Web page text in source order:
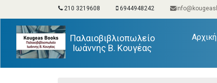
210 3219608 6944948242
Παλαιοβιβλιοπωλείο
Ιωάννης Β. Κουγέας
Αρχική